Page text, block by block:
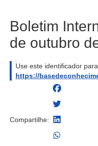
Boletim
de outubro
Use este identificador
https://
Compartilhe: